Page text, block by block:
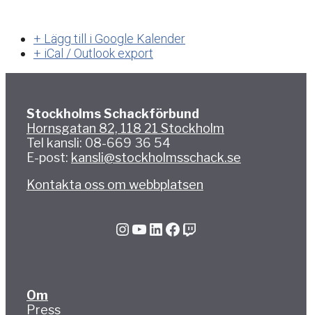
+ Lägg till i Google Kalender
+ iCal / Outlook export
Stockholms Schackförbund
Hornsgatan 82, 118 21 Stockholm
Tel kansli: 08-669 36 54
E-post: kansli@stockholmsschack.se
Kontakta oss om webbplatsen
InstagramYouTube LinkedIn Facebook Twitch
Om
Press